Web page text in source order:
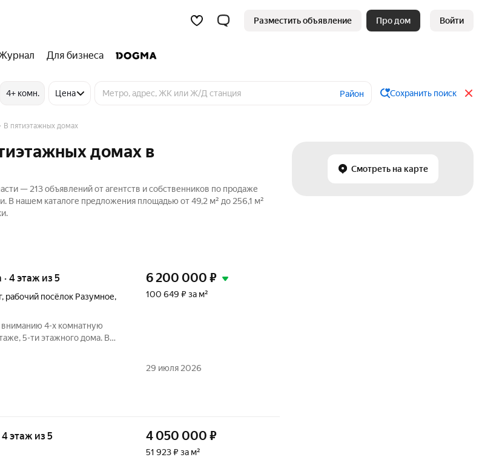
Разместить объявление Про дом Войти
Для бизнеса
4+ комн. Цена Район Сохранить поиск
Смотреть на карте
В пятиэтажных домах
домах в
— 213 объявлений от агентств и собственников по продаже
нашем каталоге предложения площадью от 49,2 м² до 256,1 м²
· 4 этаж из 5
, рабочий посёлок Разумное,
4-х комнатную
5-ти этажного дома. В
и водопровода .
6 200 000 ₽
100 649 ₽ за м²
29 июля 2026
4 этаж из 5 4 050 000 ₽
51 923 ₽ за м²